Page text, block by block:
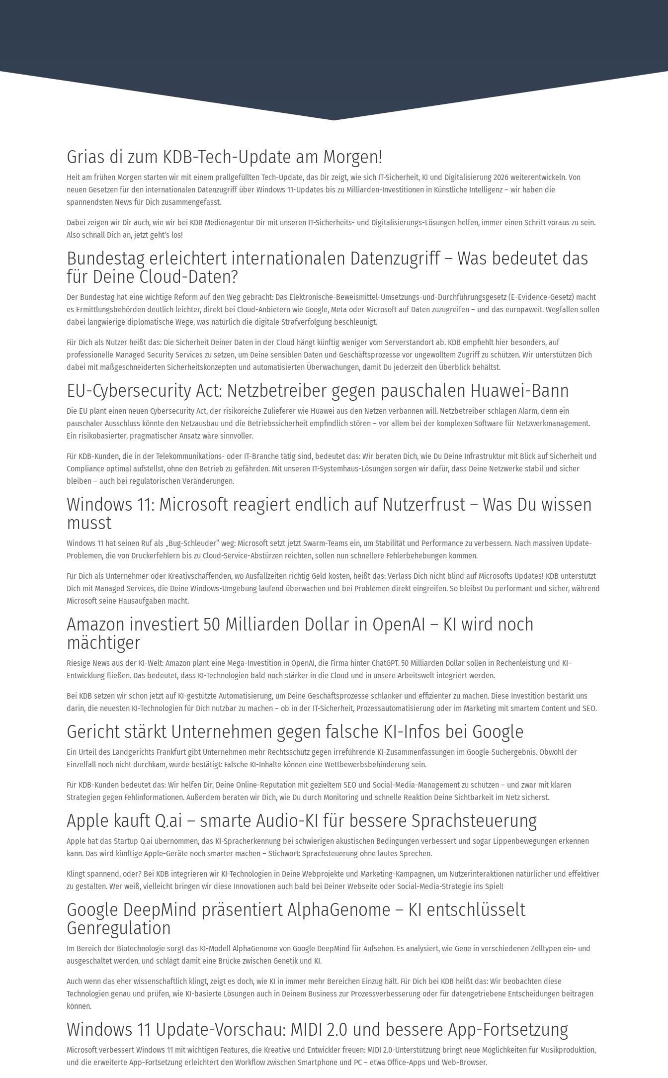
Grias di zum KDB-Tech-Update am Morgen!
Heit am frühen Morgen starten wir mit einem prallgefüllten Tech-Update, das Dir zeigt, wie sich IT-Sicherheit, KI und Digitalisierung 2026 weiterentwickeln. Von
neuen Gesetzen für den internationalen Datenzugriff über Windows 11-Updates bis zu Milliarden-Investitionen in Künstliche Intelligenz – wir haben die
spannendsten News für Dich zusammengefasst.
Dabei zeigen wir Dir auch, wie wir bei KDB Medienagentur Dir mit unseren IT-Sicherheits- und Digitalisierungs-Lösungen helfen, immer einen Schritt voraus zu sein.
Also schnall Dich an, jetzt geht’s los!
Bundestag erleichtert internationalen Datenzugriff – Was bedeutet das
für Deine Cloud-Daten?
Der Bundestag hat eine wichtige Reform auf den Weg gebracht: Das Elektronische-Beweismittel-Umsetzungs-und-Durchführungsgesetz (E-Evidence-Gesetz) macht
es Ermittlungsbehörden deutlich leichter, direkt bei Cloud-Anbietern wie Google, Meta oder Microsoft auf Daten zuzugreifen – und das europaweit. Wegfallen sollen
dabei langwierige diplomatische Wege, was natürlich die digitale Strafverfolgung beschleunigt.
Für Dich als Nutzer heißt das: Die Sicherheit Deiner Daten in der Cloud hängt künftig weniger vom Serverstandort ab. KDB empfiehlt hier besonders, auf
professionelle Managed Security Services zu setzen, um Deine sensiblen Daten und Geschäftsprozesse vor ungewolltem Zugriff zu schützen. Wir unterstützen Dich
dabei mit maßgeschneiderten Sicherheitskonzepten und automatisierten Überwachungen, damit Du jederzeit den Überblick behältst.
EU-Cybersecurity Act: Netzbetreiber gegen pauschalen Huawei-Bann
Die EU plant einen neuen Cybersecurity Act, der risikoreiche Zulieferer wie Huawei aus den Netzen verbannen will. Netzbetreiber schlagen Alarm, denn ein
pauschaler Ausschluss könnte den Netzausbau und die Betriebssicherheit empfindlich stören – vor allem bei der komplexen Software für Netzwerkmanagement.
Ein risikobasierter, pragmatischer Ansatz wäre sinnvoller.
Für KDB-Kunden, die in der Telekommunikations- oder IT-Branche tätig sind, bedeutet das: Wir beraten Dich, wie Du Deine Infrastruktur mit Blick auf Sicherheit und
Compliance optimal aufstellst, ohne den Betrieb zu gefährden. Mit unseren IT-Systemhaus-Lösungen sorgen wir dafür, dass Deine Netzwerke stabil und sicher
bleiben – auch bei regulatorischen Veränderungen.
Windows 11: Microsoft reagiert endlich auf Nutzerfrust – Was Du wissen
musst
Windows 11 hat seinen Ruf als „Bug-Schleuder“ weg: Microsoft setzt jetzt Swarm-Teams ein, um Stabilität und Performance zu verbessern. Nach massiven Update-
Problemen, die von Druckerfehlern bis zu Cloud-Service-Abstürzen reichten, sollen nun schnellere Fehlerbehebungen kommen.
Für Dich als Unternehmer oder Kreativschaffenden, wo Ausfallzeiten richtig Geld kosten, heißt das: Verlass Dich nicht blind auf Microsofts Updates! KDB unterstützt
Dich mit Managed Services, die Deine Windows-Umgebung laufend überwachen und bei Problemen direkt eingreifen. So bleibst Du performant und sicher, während
Microsoft seine Hausaufgaben macht.
Amazon investiert 50 Milliarden Dollar in OpenAI – KI wird noch
mächtiger
Riesige News aus der KI-Welt: Amazon plant eine Mega-Investition in OpenAI, die Firma hinter ChatGPT. 50 Milliarden Dollar sollen in Rechenleistung und KI-
Entwicklung fließen. Das bedeutet, dass KI-Technologien bald noch stärker in die Cloud und in unsere Arbeitswelt integriert werden.
Bei KDB setzen wir schon jetzt auf KI-gestützte Automatisierung, um Deine Geschäftsprozesse schlanker und effizienter zu machen. Diese Investition bestärkt uns
darin, die neuesten KI-Technologien für Dich nutzbar zu machen – ob in der IT-Sicherheit, Prozessautomatisierung oder im Marketing mit smartem Content und SEO.
Gericht stärkt Unternehmen gegen falsche KI-Infos bei Google
Ein Urteil des Landgerichts Frankfurt gibt Unternehmen mehr Rechtsschutz gegen irreführende KI-Zusammenfassungen im Google-Suchergebnis. Obwohl der
Einzelfall noch nicht durchkam, wurde bestätigt: Falsche KI-Inhalte können eine Wettbewerbsbehinderung sein.
Für KDB-Kunden bedeutet das: Wir helfen Dir, Deine Online-Reputation mit gezieltem SEO und Social-Media-Management zu schützen – und zwar mit klaren
Strategien gegen Fehlinformationen. Außerdem beraten wir Dich, wie Du durch Monitoring und schnelle Reaktion Deine Sichtbarkeit im Netz sicherst.
Apple kauft Q.ai – smarte Audio-KI für bessere Sprachsteuerung
Apple hat das Startup Q.ai übernommen, das KI-Spracherkennung bei schwierigen akustischen Bedingungen verbessert und sogar Lippenbewegungen erkennen
kann. Das wird künftige Apple-Geräte noch smarter machen – Stichwort: Sprachsteuerung ohne lautes Sprechen.
Klingt spannend, oder? Bei KDB integrieren wir KI-Technologien in Deine Webprojekte und Marketing-Kampagnen, um Nutzerinteraktionen natürlicher und effektiver
zu gestalten. Wer weiß, vielleicht bringen wir diese Innovationen auch bald bei Deiner Webseite oder Social-Media-Strategie ins Spiel!
Google DeepMind präsentiert AlphaGenome – KI entschlüsselt
Genregulation
Im Bereich der Biotechnologie sorgt das KI-Modell AlphaGenome von Google DeepMind für Aufsehen. Es analysiert, wie Gene in verschiedenen Zelltypen ein- und
ausgeschaltet werden, und schlägt damit eine Brücke zwischen Genetik und KI.
Auch wenn das eher wissenschaftlich klingt, zeigt es doch, wie KI in immer mehr Bereichen Einzug hält. Für Dich bei KDB heißt das: Wir beobachten diese
Technologien genau und prüfen, wie KI-basierte Lösungen auch in Deinem Business zur Prozessverbesserung oder für datengetriebene Entscheidungen beitragen
können.
Windows 11 Update-Vorschau: MIDI 2.0 und bessere App-Fortsetzung
Microsoft verbessert Windows 11 mit wichtigen Features, die Kreative und Entwickler freuen: MIDI 2.0-Unterstützung bringt neue Möglichkeiten für Musikproduktion,
und die erweiterte App-Fortsetzung erleichtert den Workflow zwischen Smartphone und PC – etwa Office-Apps und Web-Browser.